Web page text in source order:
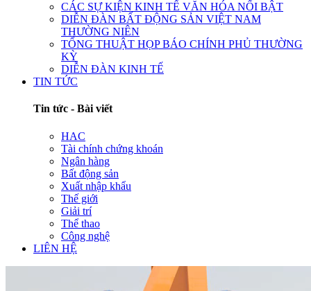
CÁC SỰ KIỆN KINH TẾ VĂN HÓA NỔI BẬT
DIỄN ĐÀN BẤT ĐỘNG SẢN VIỆT NAM
THƯỜNG NIÊN
TỔNG THUẬT HỌP BÁO CHÍNH PHỦ THƯỜNG
KỲ
DIỄN ĐÀN KINH TẾ
TIN TỨC
Tin tức - Bài viết
HAC
Tài chính chứng khoán
Ngân hàng
Bất động sản
Xuất nhập khẩu
Thế giới
Giải trí
Thể thao
Công nghệ
LIÊN HỆ